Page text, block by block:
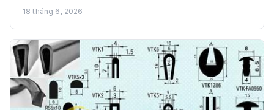
18 tháng 6, 2026